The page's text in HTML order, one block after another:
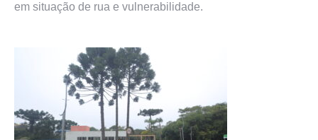
em situação de rua e vulnerabilidade.